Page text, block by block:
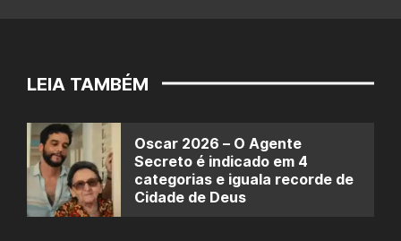
LEIA TAMBÉM
Oscar 2026 – O Agente
Secreto é indicado em 4
categorias e iguala recorde de
Cidade de Deus